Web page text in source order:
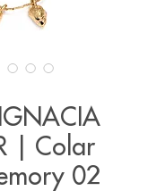
| Colar
02